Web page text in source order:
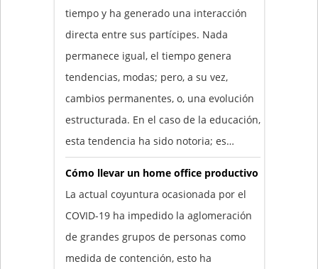
tiempo y ha generado una interacción
directa entre sus partícipes. Nada
permanece igual, el tiempo genera
tendencias, modas; pero, a su vez,
cambios permanentes, o, una evolución
estructurada. En el caso de la educación,
esta tendencia ha sido notoria; es…
Cómo llevar un home office productivo
La actual coyuntura ocasionada por el
COVID-19 ha impedido la aglomeración
de grandes grupos de personas como
medida de contención, esto ha